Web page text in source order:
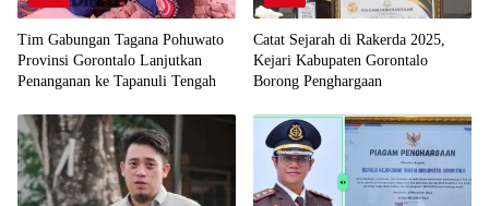
Tim Gabungan Tagana Pohuwato
Provinsi Gorontalo Lanjutkan
Penanganan ke Tapanuli Tengah
Catat Sejarah di Rakerda 2025,
Kejari Kabupaten Gorontalo
Borong Penghargaan